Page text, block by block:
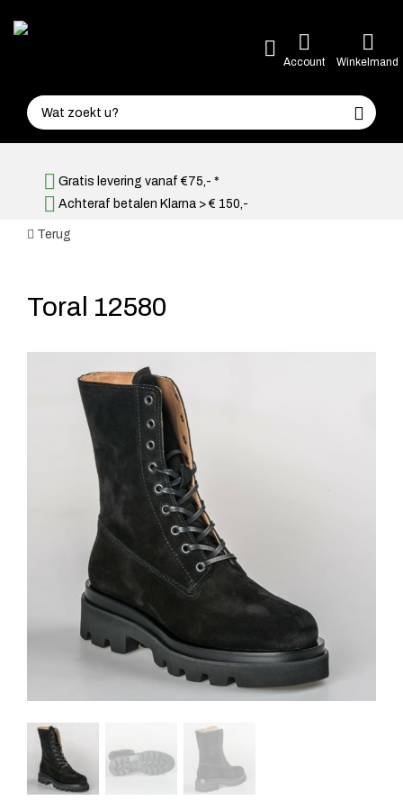
Account Winkelmand
Gratis levering vanaf €75,- *
Achteraf betalen Klarna > € 150,-
Terug
Toral 12580